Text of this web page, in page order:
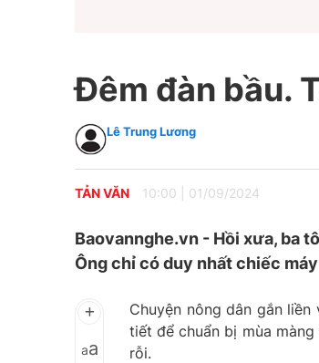
Đêm đàn bầu.
Lê Trung Lương
TẢN VĂN 10:00 01/09/2024
Baovannghe.vn - Hồi xưa, ba
Ông chỉ có duy nhất chiếc
aa
Chuyện nông dân gắn
tiết để chuẩn bị mùa
rỗi.